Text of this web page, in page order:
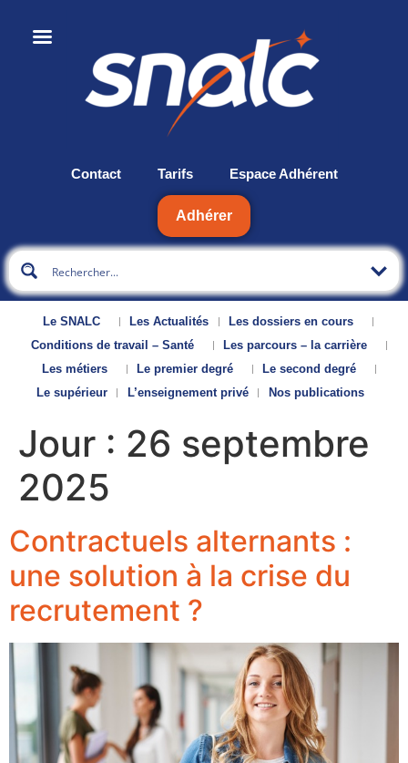
Contact Tarifs Espace Adhérent
Adhérer
Le SNALC Les Actualités
Les dossiers en cours
Conditions de travail – Santé
Les parcours – la carrière
Les métiers
Le premier degré
Le second degré
Le supérieur
L’enseignement privé Nos publications
Jour : 26 septembre
2025
Contractuels alternants :
une solution à la crise du
recrutement ?